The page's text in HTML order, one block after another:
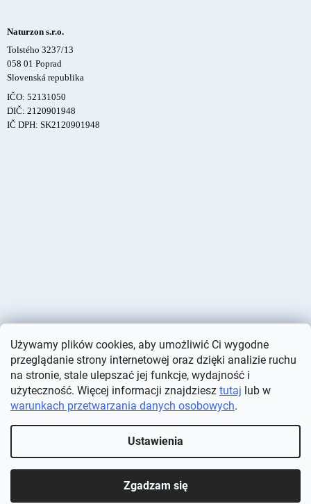
Używamy plików cookies, aby umożliwić Ci wygodne
przeglądanie strony internetowej oraz dzięki analizie ruchu
na stronie, stale ulepszać jej funkcje, wydajność i
użyteczność. Więcej informacji znajdziesz tutaj lub w
warunkach przetwarzania danych osobowych.
Ustawienia
Zgadzam się
Naturzon s.r.o.
Tolstého 3237/13
058 01 Poprad
Slovenská republika
IČO: 52131050
DIČ: 2120901948
IČ DPH: SK2120901948